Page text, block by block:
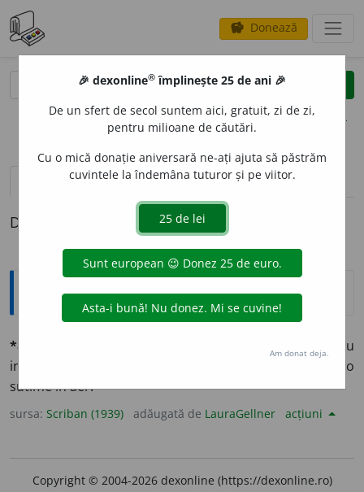
savings Donează
clear
opțiuni
definiții (1)
Definiția cu ID-ul 564425:
Explicative DEX
*argón
Un gaz simplu
insipid, incolor și inodor care se află în proporțiune de o
sutime în aer.
sursa: Scriban (1939) adăugată de LauraGellner acțiuni
Copyright © 2004-2026 dexonline (https://dexonline.ro)
🎉 dexonline® împlinește 25 de ani 🎉
De un sfert de secol suntem aici, gratuit, zi de zi,
pentru milioane de căutări.
Cu o mică donație aniversară ne-ați ajuta să păstrăm
cuvintele la îndemâna tuturor și pe viitor.
Am donat deja.